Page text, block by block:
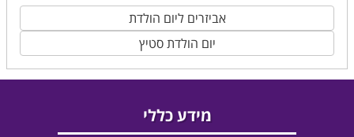
אביזרים ליום הולדת
יום הולדת סטיץ
מידע כללי